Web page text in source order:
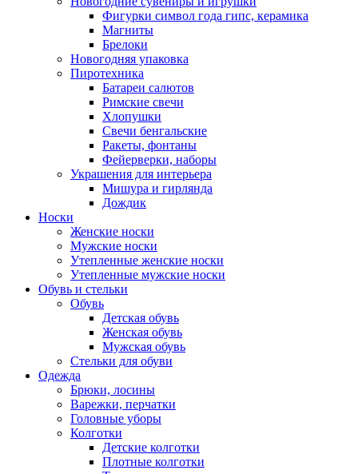
Фигурки символ года гипс, керамика
Магниты
Брелоки
Новогодняя упаковка
Пиротехника
Батареи салютов
Римские свечи
Хлопушки
Свечи бенгальские
Ракеты, фонтаны
Фейерверки, наборы
Украшения для интерьера
Мишура и гирлянда
Дождик
Носки
Женские носки
Мужские носки
Утепленные женские носки
Утепленные мужские носки
Обувь и стельки
Обувь
Детская обувь
Женская обувь
Мужская обувь
Стельки для обуви
Одежда
Брюки, лосины
Варежки, перчатки
Головные уборы
Колготки
Детские колготки
Плотные колготки